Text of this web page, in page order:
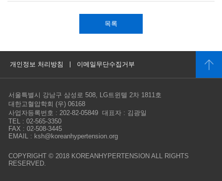
목록
개인정보 처리방침 이메일무단수집거부
서울특별시 강남구 삼성로 508, LG트윈텔 2차 1811호
대한고혈압학회 (우) 06168
사업자등록번호 : 202-82-05849 대표자 : 김광일
TEL : 02-565-3350
FAX : 02-508-3445
EMAIL : ksh@koreanhypertension.org
COPYRIGHT © 2018 KOREANHYPERTENSION ALL RIGHTS
RESERVED.